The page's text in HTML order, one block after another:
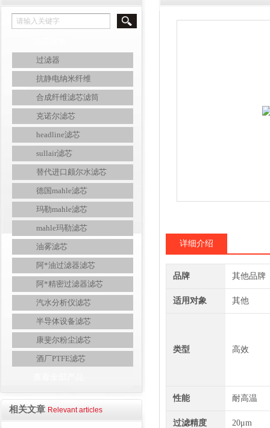
过滤器
抗静电纳米纤维
合成纤维滤芯滤筒
克诺尔滤芯
headline滤芯
sullair滤芯
替代进口颇尔水滤芯
德国mahle滤芯
玛勒mahle滤芯
mahle玛勒滤芯
油雾滤芯
阿*油过滤器滤芯
阿*精密过滤器滤芯
汽水分析仪滤芯
半导体设备滤芯
康斐尔粉尘滤芯
酒厂PTFE滤芯
相关文章 Relevant articles
详细介绍
品牌 其他品牌
适用对象 其他
类型 高效
性能 耐高温
过滤精度 20μm